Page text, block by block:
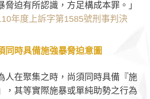
脅迫有所認識，方足構成本罪。」
年度上訴字第1585號刑事判決
同時具備施強暴脅迫意圖
人在聚集之時，尚須同時具備『施
，其等實際施暴或單純助勢之行為